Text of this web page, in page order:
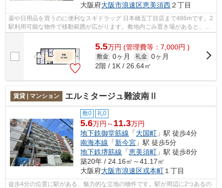
大阪府大阪市浪速区恵美須西２丁目
薬や日用品を買うのに便利なスギドラッグ 日本橋五丁目店まで486mです。2
駅利用可能な物件で移動範囲が広がります。敷地内ごみ置き場があると、ゴ
ミ捨てが楽になります。新着情報：エ...
5.5万円 (管理費等：7,000円 )
敷金 0ヶ月 礼金 0ヶ月
2階 / 1K / 26.64㎡
賃貸 | マンション エルミタージュ難波南Ⅱ
敷0 礼0
5.6万円～ 11.3万円
地下鉄御堂筋線 「大国町 」駅 徒歩4分
南海本線 「新今宮 」駅 徒歩5分
地下鉄堺筋線 「恵美須町 」駅 徒歩8分
築20年 / 24.16㎡～41.17㎡
大阪府大阪市浪速区戎本町 １丁目
徒歩4分の位置に駅がある、魅力的な立地の物件です。駅が周辺に2つあるの